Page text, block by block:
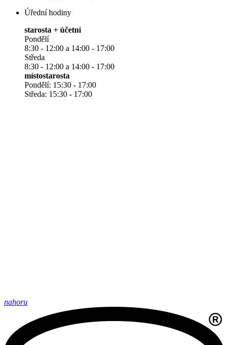
Úřední hodiny
starosta + účetní
Pondělí
8:30 - 12:00 a 14:00 - 17:00
Středa
8:30 - 12:00 a 14:00 - 17:00
místostarosta
Pondělí: 15:30 - 17:00
Středa: 15:30 - 17:00
nahoru